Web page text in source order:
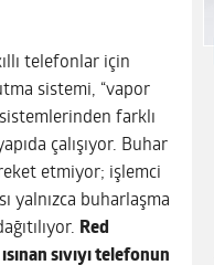
telefonlar için
sistemi, “vapor
farklı
çalışıyor. Buhar
etmiyor; işlemci
yalnızca buharlaşma
Red
sıvıyı telefonun